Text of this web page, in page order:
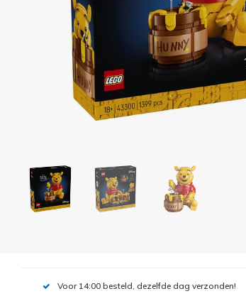
Voor 14:00 besteld, dezelfde dag verzonden!